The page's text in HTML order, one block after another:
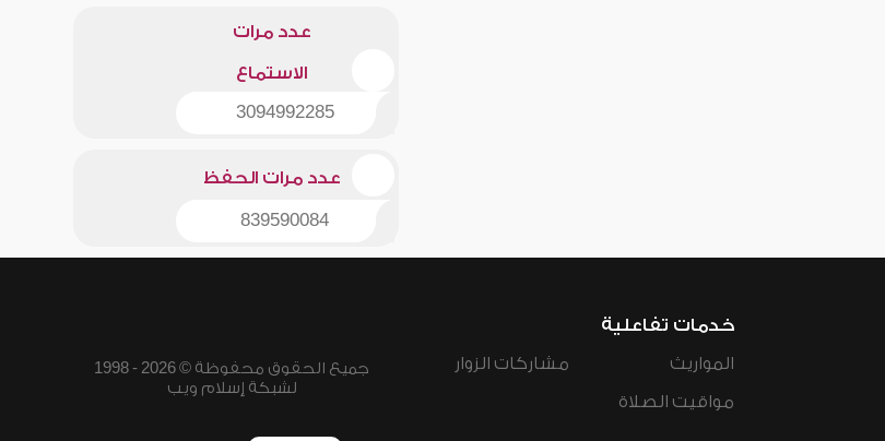
عدد مرات
الاستماع
3094992285
عدد مرات الحفظ
839590084
خدمات تفاعلية
المواريث
مواقيت الصلاة
مشاركات الزوار
جميع الحقوق محفوظة © 2026 - 1998
لشبكة إسلام ويب